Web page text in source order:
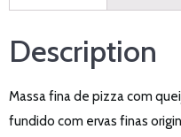
Description
Massa fina de pizza com
fundido com ervas finas